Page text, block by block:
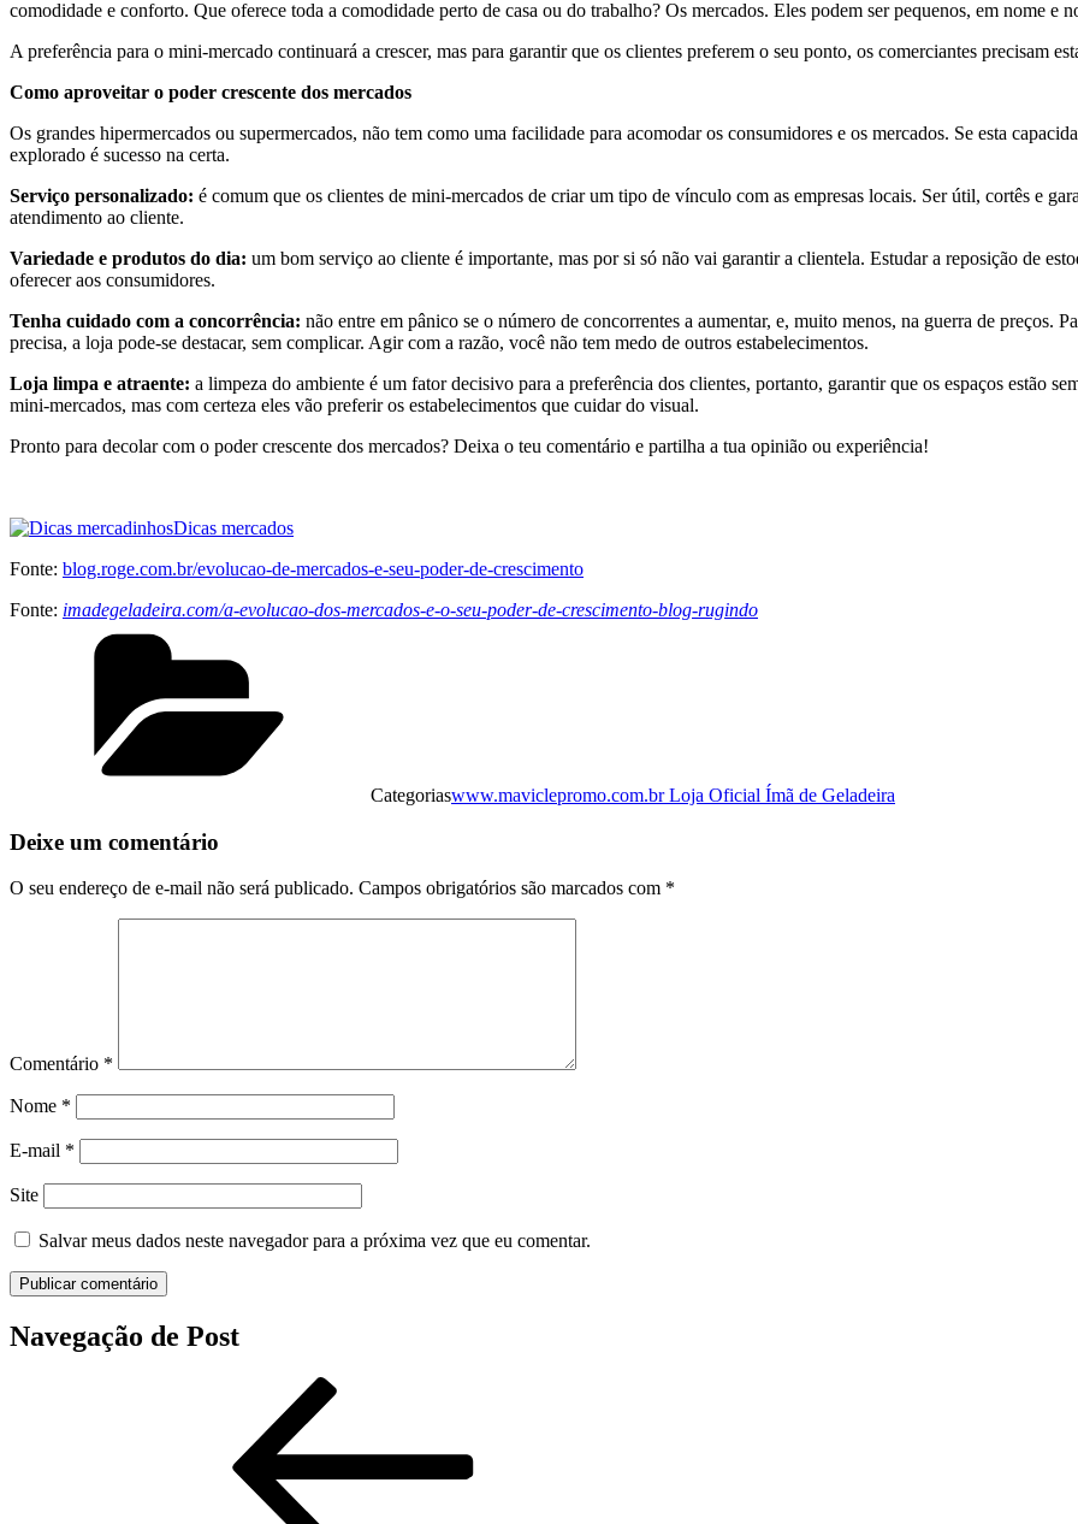
comodidade e conforto. Que oferece toda a comodidade perto de casa ou do trabalho? Os mercados. Eles podem ser pequenos, em nome e
A preferência para o mini-mercado continuará a crescer, mas para garantir que os clientes preferem o seu ponto, os comerciantes precisam
Como aproveitar o poder crescente dos mercados
Os grandes hipermercados ou supermercados, não tem como uma facilidade para acomodar os consumidores e os mercados. Se esta
explorado é sucesso na certa.
Serviço personalizado: é comum que os clientes de mini-mercados de criar um tipo de vínculo com as empresas locais. Ser útil, cortês e
atendimento ao cliente.
Variedade e produtos do dia: um bom serviço ao cliente é importante, mas por si só não vai garantir a clientela. Estudar a reposição de
oferecer aos consumidores.
Tenha cuidado com a concorrência: não entre em pânico se o número de concorrentes a aumentar, e, muito menos, na guerra de preços.
precisa, a loja pode-se destacar, sem complicar. Agir com a razão, você não tem medo de outros estabelecimentos.
Loja limpa e atraente: a limpeza do ambiente é um fator decisivo para a preferência dos clientes, portanto, garantir que os espaços estão
mini-mercados, mas com certeza eles vão preferir os estabelecimentos que cuidar do visual.
Pronto para decolar com o poder crescente dos mercados? Deixa o teu comentário e partilha a tua opinião ou experiência!
Dicas mercados
Fonte: blog.roge.com.br/evolucao-de-mercados-e-seu-poder-de-crescimento
Fonte: imadegeladeira.com/a-evolucao-dos-mercados-e-o-seu-poder-de-crescimento-blog-rugindo
Categoriaswww.maviclepromo.com.br Loja Oficial Ímã de Geladeira
Deixe um comentário
O seu endereço de e-mail não será publicado. Campos obrigatórios são marcados com *
Comentário *
Nome *
E-mail *
Site
Salvar meus dados neste navegador para a próxima vez que eu comentar.
Navegação de Post